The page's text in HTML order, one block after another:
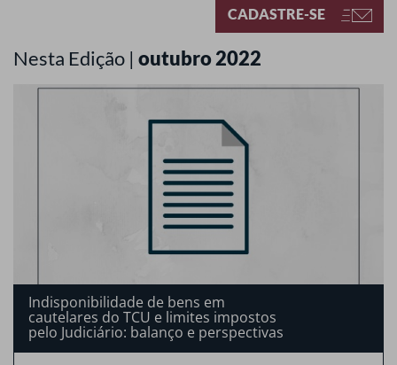
Nesta Edição | outubro 2022
CADASTRE-SE
Indisponibilidade de bens em
cautelares do TCU e limites impostos
pelo Judiciário: balanço e perspectivas